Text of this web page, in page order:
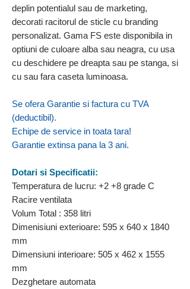
deplin potentialul sau de marketing,
decorati racitorul de sticle cu branding
personalizat. Gama FS este disponibila in
optiuni de culoare alba sau neagra, cu usa
cu deschidere pe dreapta sau pe stanga, si
cu sau fara caseta luminoasa.
Se ofera Garantie si factura cu TVA
(deductibil).
Echipe de service in toata tara!
Garantie extinsa pana la 3 ani.
Dotari si Specificatii:
Temperatura de lucru: +2 +8 grade C
Racire ventilata
Volum Total : 358 litri
Dimenisiuni exterioare: 595 x 640 x 1840
mm
Dimensiuni interioare: 505 x 462 x 1555
mm
Dezghetare automata